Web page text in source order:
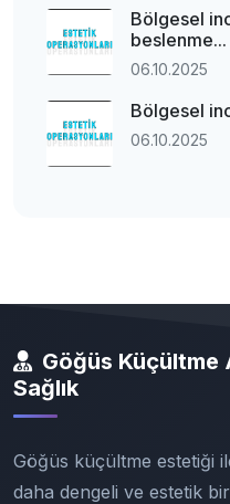
Bölgesel
beslenme...
06.10.2025
Bölgesel
06.10.2025
Göğüs Küçültme
Sağlık
Göğüs küçültme estetiği
daha dengeli ve estetik